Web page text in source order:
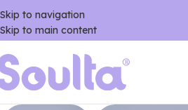
Skip to navigation
Skip to main content